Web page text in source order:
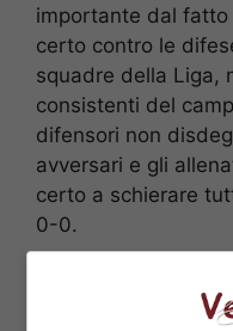
importante dal fatto
certo contro le
squadre della Liga,
consistenti del
difensori non
avversari e gli
certo a schierare
0-0.